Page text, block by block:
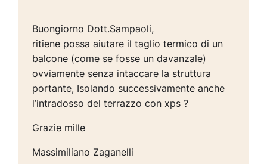
Buongiorno Dott.Sampaoli,
ritiene possa aiutare il taglio termico di un
balcone (come se fosse un davanzale)
ovviamente senza intaccare la struttura
portante, Isolando successivamente anche
l’intradosso del terrazzo con xps ?
Grazie mille
Massimiliano Zaganelli